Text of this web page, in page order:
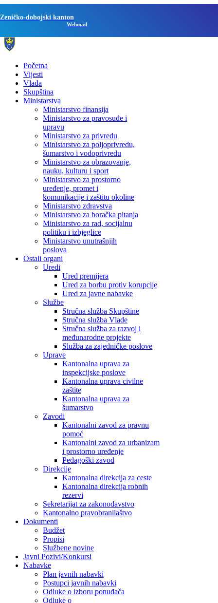
Zeničko-dobojski kanton
Webmail
Početna
Vijesti
Vlada
Skupština
Ministarstva
Ministarstvo finansija
Ministarstvo za pravosuđe i
upravu
Ministarstvo za privredu
Ministarstvo za poljoprivredu,
šumarstvo i vodoprivredu
Ministarstvo za obrazovanje,
nauku, kulturu i sport
Ministarstvo za prostorno
uređenje, promet i
komunikacije i zaštitu okoline
Ministarstvo zdravstva
Ministarstvo za boračka pitanja
Ministarstvo za rad, socijalnu
politiku i izbjeglice
Ministarstvo unutrašnjih
poslova
Ostali organi
Uredi
Ured premijera
Ured za borbu protiv korupcije
Ured za javne nabavke
Službe
Stručna služba Skupštine
Stručna služba Vlade
Stručna služba za razvoj i
međunarodne projekte
Služba za zajedničke poslove
Uprave
Kantonalna uprava za
inspekcijske poslove
Kantonalna uprava civilne
zaštite
Kantonalna uprava za
šumarstvo
Zavodi
Kantonalni zavod za pravnu
pomoć
Kantonalni zavod za urbanizam
i prostorno uređenje
Pedagoški zavod
Direkcije
Kantonalna direkcija za ceste
Kantonalna direkcija robnih
rezervi
Sekretarijat za zakonodavstvo
Kantonalno pravobranilaštvo
Dokumenti
Budžet
Propisi
Službene novine
Javni Pozivi/Konkursi
Nabavke
Plan javnih nabavki
Postupci javnih nabavki
Odluke o izboru ponuđača
Odluke o